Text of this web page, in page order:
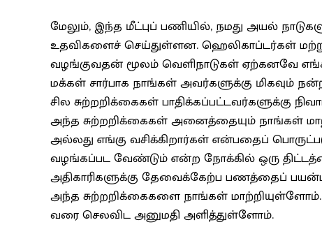
மேலும், இந்த மீட்புப் பணியில், நமது அயல்
உதவிகளைச் செய்துள்ளன. ஹெலிகாப்டர்கள்
வழங்குவதன் மூலம் வெளிநாடுகள் ஏற்கனவே
மக்கள் சார்பாக நாங்கள் அவர்களுக்கு மிகவும்
சில சுற்றறிக்கைகள் பாதிக்கப்பட்டவர்களுக்கு
அந்த சுற்றறிக்கைகள் அனைத்தையும் நாங்கள்
அல்லது எங்கு வசிக்கிறார்கள் என்பதைப்
வழங்கப்பட வேண்டும் என்ற நோக்கில் ஒரு
அதிகாரிகளுக்கு தேவைக்கேற்ப பணத்தைப்
அந்த சுற்றறிக்கைகளை நாங்கள் மாற்றியுள்ளோம்.
வரை செலவிட அனுமதி அளித்துள்ளோம்.